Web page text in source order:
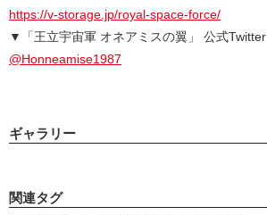
https://v-storage.jp/royal-space-force/
▼「王立宇宙軍 オネアミスの翼」 公式Twitter
@Honneamise1987
ギャラリー
関連タグ